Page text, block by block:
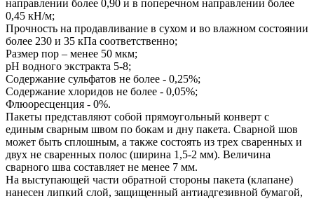
направлении более 0,90 и в поперечном направлении более
0,45 кН/м;
Прочность на продавливание в сухом и во влажном состоянии
более 230 и 35 кПа соответственно;
Размер пор – менее 50 мкм;
рН водного экстракта 5-8;
Содержание сульфатов не более - 0,25%;
Содержание хлоридов не более - 0,05%;
Флюоресценция - 0%.
Пакеты представляют собой прямоугольный конверт с
единым сварным швом по бокам и дну пакета. Сварной шов
может быть сплошным, а также состоять из трех сваренных и
двух не сваренных полос (ширина 1,5-2 мм). Величина
сварного шва составляет не менее 7 мм.
На выступающей части обратной стороны пакета (клапане)
нанесен липкий слой, защищенный антиадгезивной бумагой,